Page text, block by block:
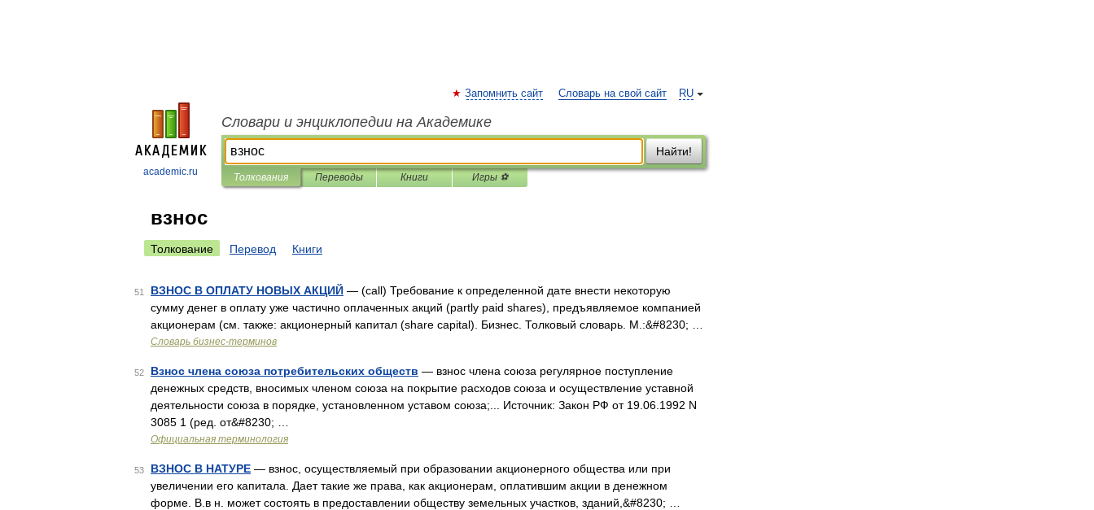
academic.ru
RU
Запомнить сайт Словарь на свой сайт
Словари и энциклопедии на Академике
Найти!
Толкования Переводы Книги Игры ⚽
взнос
Толкование Перевод Книги
51 ВЗНОС В ОПЛАТУ НОВЫХ АКЦИЙ — (call) Требование к определенной дате внести некоторую
сумму денег в оплату уже частично оплаченных акций (partly paid shares), предъявляемое компанией
акционерам (cм. также: акционерный капитал (share capital). Бизнес. Толковый словарь. М.:&#8230; …
Словарь бизнес-терминов
52 Взнос члена союза потребительских обществ — взнос члена союза регулярное поступление
денежных средств, вносимых членом союза на покрытие расходов союза и осуществление уставной
деятельности союза в порядке, установленном уставом союза;... Источник: Закон РФ от 19.06.1992 N
3085 1 (ред. от&#8230; …
Официальная терминология
53 ВЗНОС В НАТУРЕ — взнос, осуществляемый при образовании акционерного общества или при
увеличении его капитала. Дает такие же права, как акционерам, оплатившим акции в денежном
форме. В.в н. может состоять в предоставлении обществу земельных участков, зданий,&#8230; …